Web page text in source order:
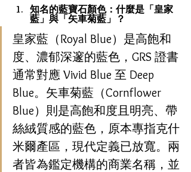
知名的藍寶石顏色：什麼是「皇家
藍」與「矢車菊藍」？
皇家藍（Royal Blue）是高飽和
度、濃郁深邃的藍色，GRS 證書
通常對應 Vivid Blue 至 Deep
Blue。矢車菊藍（Cornflower
Blue）則是高飽和度且明亮、帶
絲絨質感的藍色，原本專指克什
米爾產區，現代定義已放寬。兩
者皆為鑑定機構的商業名稱，並